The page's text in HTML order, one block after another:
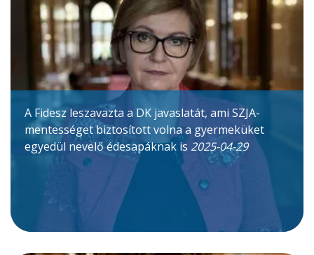
A Fidesz leszavazta a DK javaslatát, ami SZJA-
mentességet biztosított volna a gyermeküket
egyedül nevelő édesapáknak is 2025-04-29